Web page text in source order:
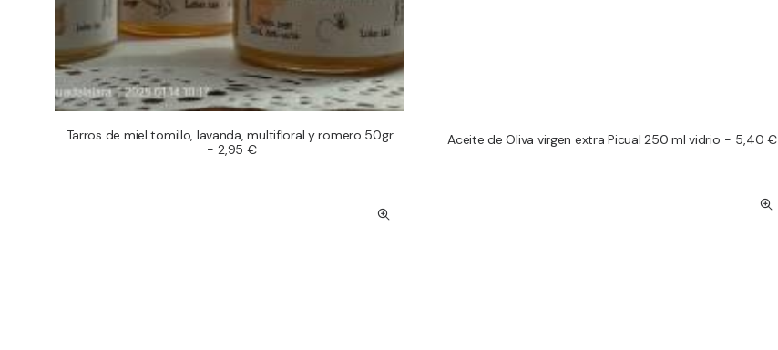
AÑADIR AL CARRITO
Tarros de miel tomillo, lavanda, multifloral y romero 50gr
2,95 € AÑADIR AL CARRITO
Aceite de Oliva virgen extra Picual 250 ml vidrio 5,40 €